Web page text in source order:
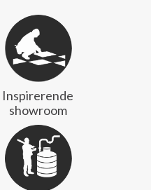
Inspirerende
showroom